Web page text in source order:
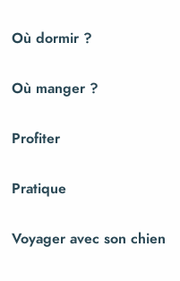
Où dormir ?
Où manger ?
Profiter
Pratique
Voyager avec son chien